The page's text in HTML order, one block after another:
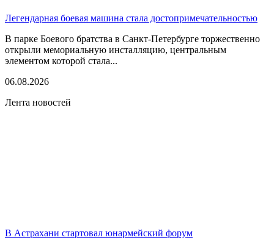
Легендарная боевая машина стала достопримечательностью
В парке Боевого братства в Санкт-Петербурге торжественно
открыли мемориальную инсталляцию, центральным
элементом которой стала...
06.08.2026
Лента новостей
В Астрахани стартовал юнармейский форум